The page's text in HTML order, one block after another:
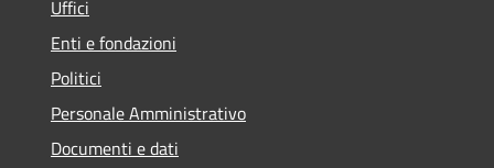
Uffici
Enti e fondazioni
Politici
Personale Amministrativo
Documenti e dati